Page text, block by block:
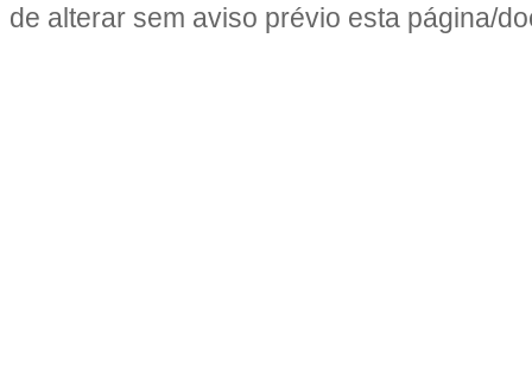
de alterar sem aviso prévio esta página/